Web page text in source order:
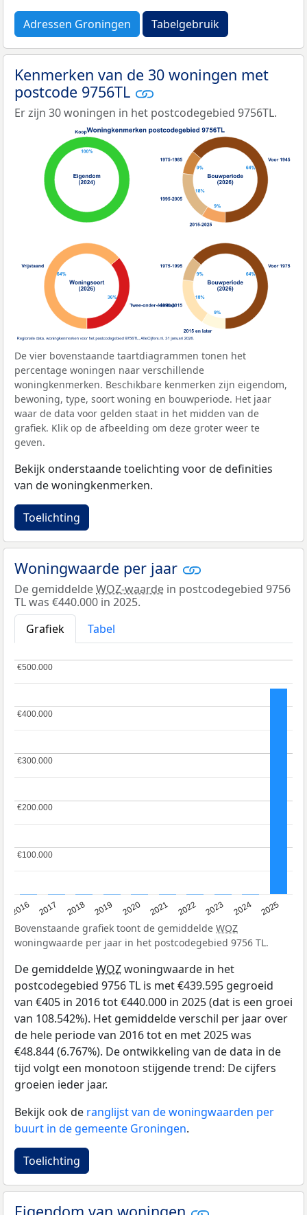
Adressen Groningen Tabelgebruik
Kenmerken van de 30 woningen met
postcode 9756TL
Er zijn 30 woningen in het postcodegebied 9756TL.
De vier bovenstaande taartdiagrammen tonen het
percentage woningen naar verschillende
woningkenmerken. Beschikbare kenmerken zijn eigendom,
bewoning, type, soort woning en bouwperiode. Het jaar
waar de data voor gelden staat in het midden van de
grafiek. Klik op de afbeelding om deze groter weer te
geven.
Bekijk onderstaande toelichting voor de definities
van de woningkenmerken.
Toelichting
Woningwaarde per jaar
De gemiddeldeWOZ-waarde in postcodegebied 9756
TL was €440.000 in 2025.
Grafiek
Tabel
2016 2017 2018 2019 2020 2021 2022 2023 2024 2025
€100.000
€100.000
€200.000
€200.000
€300.000
€300.000
€400.000
€400.000
€500.000
€500.000
Bovenstaande grafiek toont de gemiddelde WOZ
woningwaarde per jaar in het postcodegebied 9756 TL.
De gemiddeldeWOZwoningwaarde in het
postcodegebied 9756 TL is met €439.595 gegroeid
van €405 in 2016 tot €440.000 in 2025 (dat is een groei
van 108.542%). Het gemiddelde verschil per jaar over
de hele periode van 2016 tot en met 2025 was
€48.844 (6.767%). De ontwikkeling van de data in de
tijd volgt een monotoon stijgende trend: De cijfers
groeien ieder jaar.
Bekijk ook de ranglijst van de woningwaarden per
buurt in de gemeente Groningen.
Toelichting